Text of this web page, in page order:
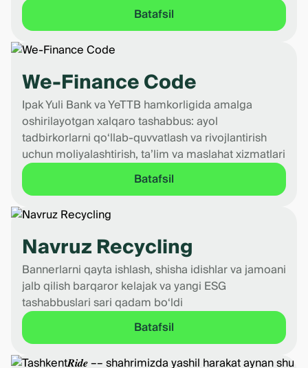
Batafsil
We-Finance Code
Ipak Yuli Bank va YeTTB hamkorligida amalga
oshirilayotgan xalqaro tashabbus: ayol
tadbirkorlarni qo‘llab-quvvatlash va rivojlantirish
uchun moliyalashtirish, ta’lim va maslahat xizmatlari
Batafsil
Navruz Recycling
Bannerlarni qayta ishlash, shisha idishlar va jamoani
jalb qilish barqaror kelajak va yangi ESG
tashabbuslari sari qadam bo‘ldi
Batafsil